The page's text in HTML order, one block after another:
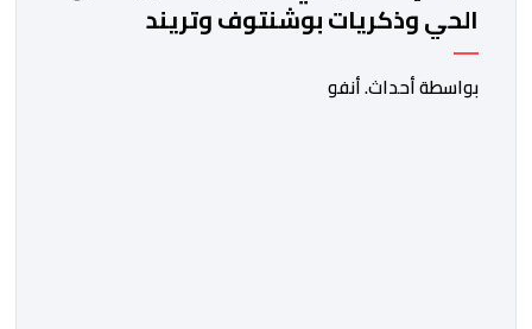
الحي وذكريات بوشنتوف وتريند
"الشارجان عيسى" في كأس العالم
بواسطة أحداث. أنفو